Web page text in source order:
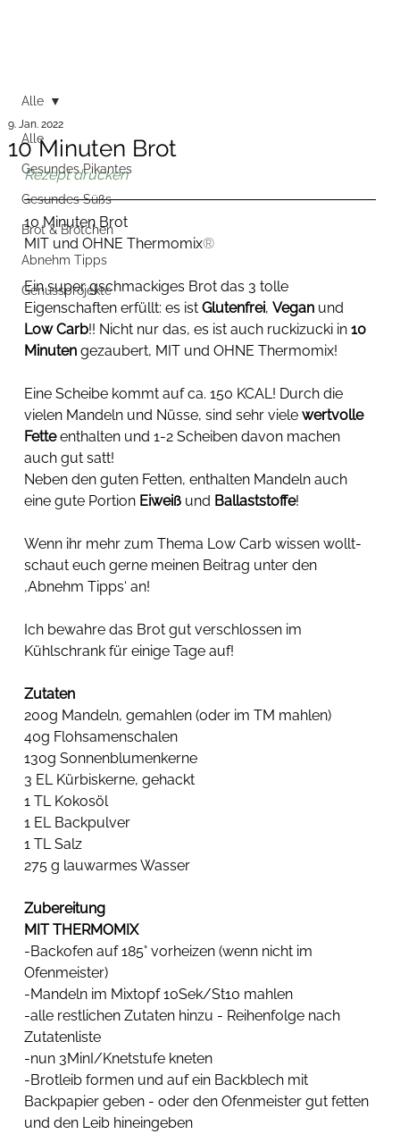
Alle
Gesundes Pikantes
Gesundes Süßs
Brot & Brötchen
Abnehm Tipps
Genussprojekte
Alle
10 Minuten Brot
9. Jan. 2022
Rezept drucken
10 Minuten Brot
MIT und OHNE Thermomix®
Ein super gschmackiges Brot das 3 tolle
Eigenschaften erfüllt: es ist Glutenfrei, Vegan und
Low Carb!! Nicht nur das, es ist auch ruckizucki in 10
Minuten gezaubert, MIT und OHNE Thermomix!
Eine Scheibe kommt auf ca. 150 KCAL! Durch die
vielen Mandeln und Nüsse, sind sehr viele wertvolle
Fette enthalten und 1-2 Scheiben davon machen
auch gut satt!
Neben den guten Fetten, enthalten Mandeln auch
eine gute Portion Eiweiß und Ballaststoffe!
Wenn ihr mehr zum Thema Low Carb wissen wollt-
schaut euch gerne meinen Beitrag unter den
‚Abnehm Tipps‘ an!
Ich bewahre das Brot gut verschlossen im
Kühlschrank für einige Tage auf!
Zutaten
200g Mandeln, gemahlen (oder im TM mahlen)
40g Flohsamenschalen
130g Sonnenblumenkerne
3 EL Kürbiskerne, gehackt
1 TL Kokosöl
1 EL Backpulver
1 TL Salz
275 g lauwarmes Wasser
Zubereitung
MIT THERMOMIX
-Backofen auf 185° vorheizen (wenn nicht im
Ofenmeister)
-Mandeln im Mixtopf 10Sek/St10 mahlen
-alle restlichen Zutaten hinzu - Reihenfolge nach
Zutatenliste
-nun 3MinI/Knetstufe kneten
-Brotleib formen und auf ein Backblech mit
Backpapier geben - oder den Ofenmeister gut fetten
und den Leib hineingeben